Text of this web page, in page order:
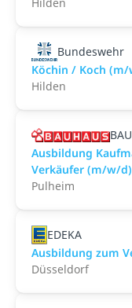
Bundeswehr
Köchin / Koch
Hilden
Ausbildung
Verkäufer (m/w/
Pulheim
EDEKA
Ausbildung zum
Düsseldorf